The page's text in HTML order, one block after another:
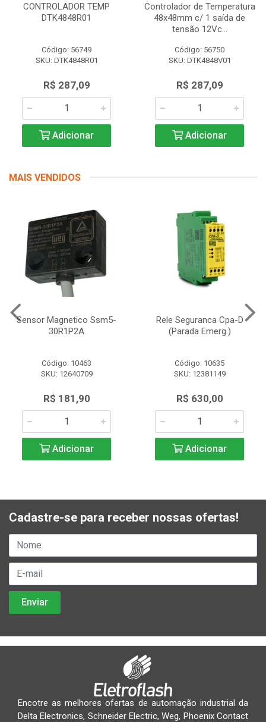
CONTROLADOR TEMP
DTK4848R01
Código: 56749
SKU: DTK4848R01
R$ 287,09
Adicionar
Controlador de Temperatura
48x48mm c/ 1 saída de
tensão 12Vc...
Código: 56750
SKU: DTK4848V01
R$ 287,09
Adicionar
MAIS VENDIDOS
Sensor Magnetico Ssm5-
30R1P2A
Código: 10463
SKU: 12640709
R$ 181,90
Adicionar
Rele Seguranca Cpa-D
(Parada Emerg.)
Código: 10635
SKU: 12381149
R$ 630,00
Adicionar
Cadastre-se para receber nossas ofertas!
Encotre as melhores ofertas de automação industrial da
Delta Electronics, Schneider Electric, Weg, Phoenix Contact